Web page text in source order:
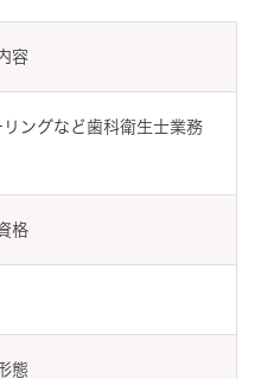
容
ングなど歯科衛生士業務
格
態